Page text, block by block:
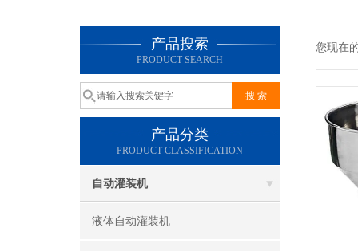
产品搜索
PRODUCT SEARCH
产品分类
PRODUCT CLASSIFICATION
自动灌装机
液体自动灌装机
您现在